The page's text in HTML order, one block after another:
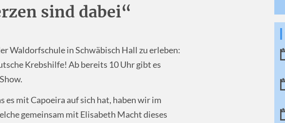
sind dabei“
Waldorfschule in Schwäbisch Hall zu erleben:
Krebshilfe! Ab bereits 10 Uhr gibt es
es mit Capoeira auf sich hat, haben wir im
gemeinsam mit Elisabeth Macht dieses